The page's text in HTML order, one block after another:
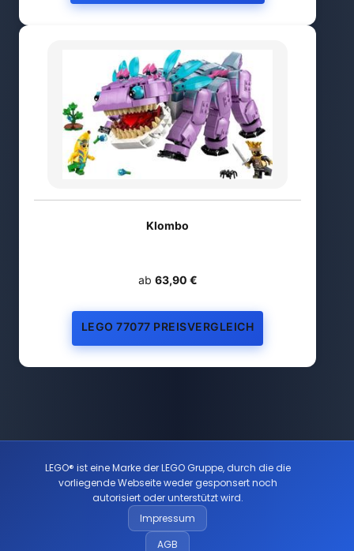
Klombo
ab 63,90 €
LEGO 77077 PREISVERGLEICH
LEGO® ist eine Marke der LEGO Gruppe, durch die die
vorliegende Webseite weder gesponsert noch
autorisiert oder unterstützt wird.
Impressum
AGB